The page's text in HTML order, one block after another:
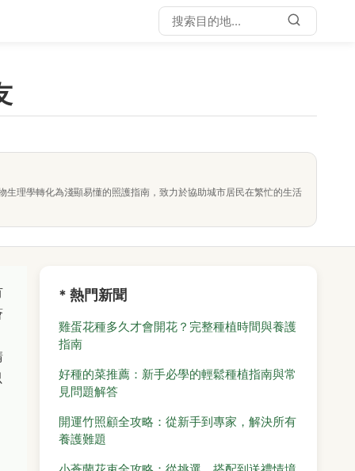
理學轉化為淺顯易懂的照護指南，致力於協助城市居民在繁忙的生活
* 熱門新聞
雞蛋花種多久才會開花？完整種植時間與養護
指南
好種的菜推薦：新手必學的輕鬆種植指南與常
見問題解答
開運竹照顧全攻略：從新手到專家，解決所有
養護難題